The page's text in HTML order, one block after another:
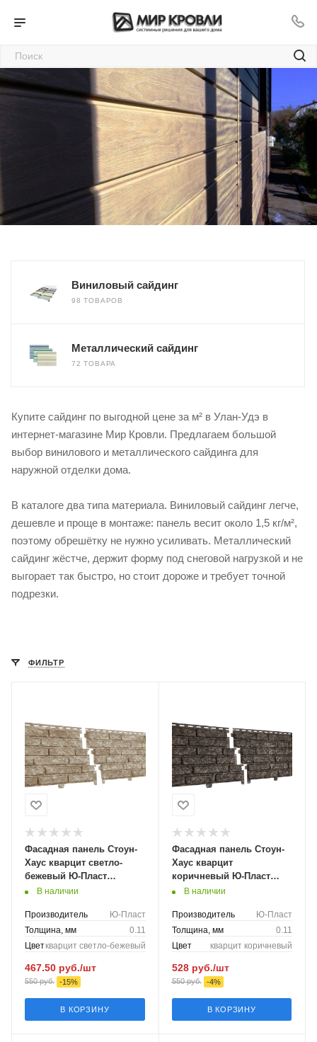
Сайдинг в Улан-Удэ 170
Каталог — Фасадные материалы —
Сайдинг в Улан-Удэ
Виниловый сайдинг
98 ТОВАРОВ
Металлический сайдинг
72 ТОВАРА
Купите сайдинг по выгодной цене за м² в Улан-Удэ в
интернет-магазине Мир Кровли. Предлагаем большой
выбор винилового и металлического сайдинга для
наружной отделки дома.
В каталоге два типа материала. Виниловый сайдинг легче,
дешевле и проще в монтаже: панель весит около 1,5 кг/м²,
поэтому обрешётку не нужно усиливать. Металлический
сайдинг жёстче, держит форму под снеговой нагрузкой и не
выгорает так быстро, но стоит дороже и требует точной
подрезки.
ФИЛЬТР
Фасадная панель Стоун-
Хаус кварцит светло-
бежевый Ю-Пласт
2000мм*250мм, 0,5м2
В наличии
Производитель
Ю-Пласт
Толщина, мм
0.11
Цветкварцит светло-бежевый
467.50 руб./шт
550руб. -15%
В КОРЗИНУ
Фасадная панель Стоун-
Хаус кварцит
коричневый Ю-Пласт
2000мм*250мм, 0,5 м2
В наличии
Производитель
Ю-Пласт
Толщина, мм
0.11
Цвет
кварцит коричневый
528руб./шт
550руб. -4%
В КОРЗИНУ